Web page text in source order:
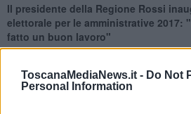
ToscanaMediaNews.it - Do Not
Personal Information
Il presidente della Regione Rossi
elettorale per le amministrative 2017:
fatto un buon lavoro"